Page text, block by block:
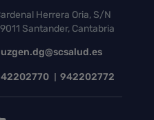
Herrera Oria, S/N
Santander, Cantabria
942202772